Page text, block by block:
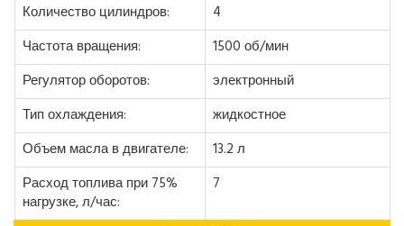
Количество цилиндров:
4
Частота вращения:
1500 об/мин
Регулятор оборотов:
электронный
Тип охлаждения:
жидкостное
Объем масла в двигателе:
13.2 л
Расход топлива при 75%
нагрузке, л/час:
7